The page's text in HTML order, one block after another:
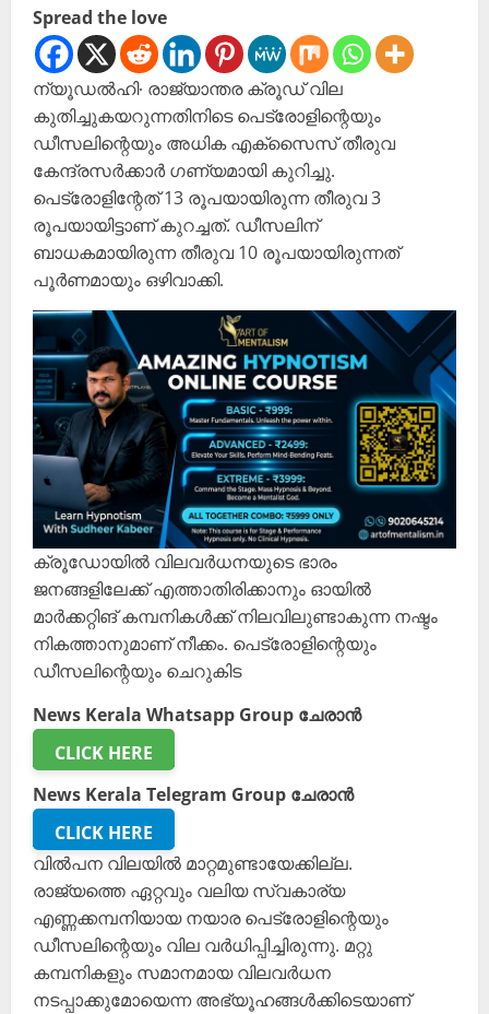
Spread the love
ന്യൂഡൽഹി∙ രാജ്യാന്തര ക്രൂഡ് വില
കുതിച്ചുകയറുന്നതിനിടെ പെട്രോളിന്റെയും
ഡീസലിന്റെയും അധിക എക്സൈസ് തീരുവ
കേന്ദ്രസർക്കാർ ഗണ്യമായി കുറിച്ചു.
പെട്രോളിന്റേത് 13 രൂപയായിരുന്ന തീരുവ 3
രൂപയായിട്ടാണ് കുറച്ചത്. ഡീസലിന്
ബാധകമായിരുന്ന തീരുവ 10 രൂപയായിരുന്നത്
പൂർണമായും ഒഴിവാക്കി.
ക്രൂഡോയിൽ വിലവർധനയുടെ ഭാരം
ജനങ്ങളിലേക്ക് എത്താതിരിക്കാനും ഓയിൽ
മാർക്കറ്റിങ് കമ്പനികൾക്ക് നിലവിലുണ്ടാകുന്ന നഷ്ടം
നികത്താനുമാണ് നീക്കം. പെട്രോളിന്റെയും
ഡീസലിന്റെയും ചെറുകിട
News Kerala Whatsapp Group ചേരാൻ
CLICK HERE
News Kerala Telegram Group ചേരാൻ
CLICK HERE
വിൽപന വിലയിൽ മാറ്റമുണ്ടായേക്കില്ല.
രാജ്യത്തെ ഏറ്റവും വലിയ സ്വകാര്യ
എണ്ണക്കമ്പനിയായ നയാര പെട്രോളിന്റെയും
‍ഡീസലിന്റെയും വില വർധിപ്പിച്ചിരുന്നു. മറ്റു
കമ്പനികളും സമാനമായ വിലവർധന
നടപ്പാക്കുമോയെന്ന അഭ്യൂഹങ്ങൾക്കിടെയാണ്